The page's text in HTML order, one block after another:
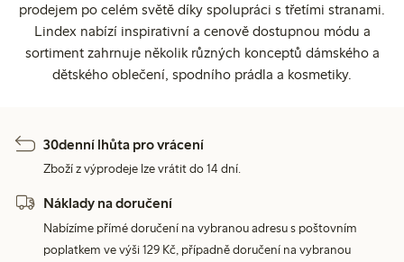
prodejem po celém světě díky spolupráci s třetími stranami.
Lindex nabízí inspirativní a cenově dostupnou módu a
sortiment zahrnuje několik různých konceptů dámského a
dětského oblečení, spodního prádla a kosmetiky.
30denní lhůta pro vrácení
Zboží z výprodeje lze vrátit do 14 dní.
Náklady na doručení
Nabízíme přímé doručení na vybranou adresu s poštovním
poplatkem ve výši 129 Kč, případně doručení na vybranou